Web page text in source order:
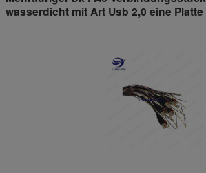
wasserdicht mit Art Usb 2,0 eine Platte